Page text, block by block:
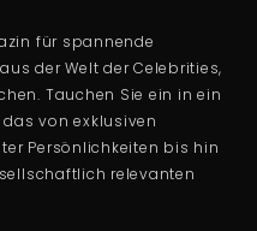
für spannende
der Welt der Celebrities,
Tauchen Sie ein in ein
von exklusiven
Persönlichkeiten bis hin
relevanten